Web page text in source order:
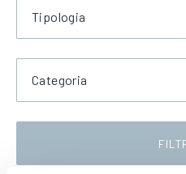
Tipologia
Categoria